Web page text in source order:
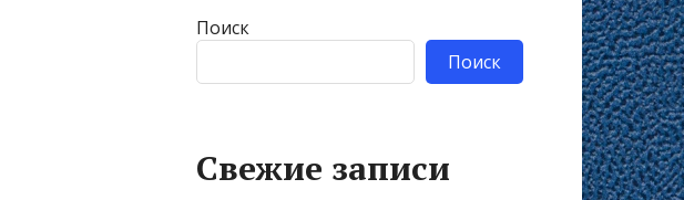
Поиск
Поиск
Свежие записи